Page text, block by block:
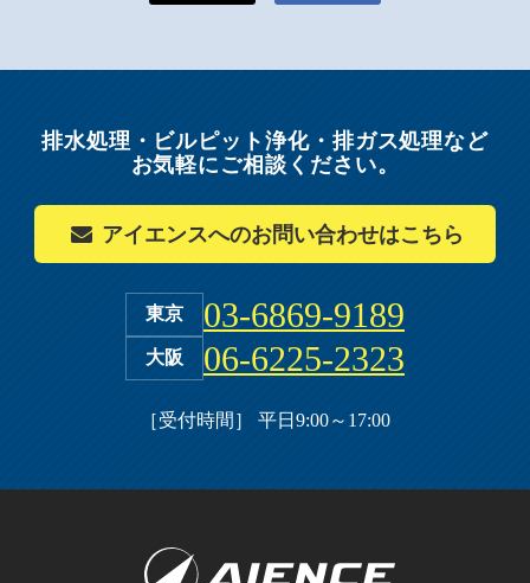
排水処理・ビルピット浄化・排ガス処理など
お気軽にご相談ください。
アイエンスへのお問い合わせはこちら
東京 03-6869-9189
大阪 06-6225-2323
［受付時間］ 平日9:00～17:00